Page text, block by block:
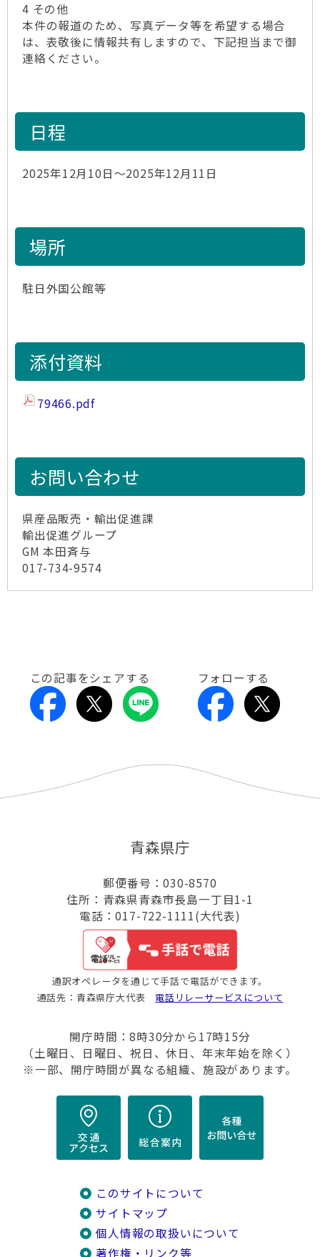
4 その他
本件の報道のため、写真データ等を希望する場合
は、表敬後に情報共有しますので、下記担当まで御
連絡ください。
日程
2025年12月10日～2025年12月11日
場所
駐日外国公館等
添付資料
79466.pdf
お問い合わせ
県産品販売・輸出促進課
輸出促進グループ
GM 本田斉与
017-734-9574
この記事をシェアする フォローする
青森県庁
郵便番号：030-8570
住所：青森県青森市長島一丁目1-1
電話：017-722-1111(大代表)
通訳オペレータを通じて手話で電話ができます。
通話先：青森県庁大代表 電話リレーサービスについて
開庁時間：8時30分から17時15分
（土曜日、日曜日、祝日、休日、年末年始を除く）
※一部、開庁時間が異なる組織、施設があります。
このサイトについて
サイトマップ
個人情報の取扱いについて
著作権・リンク等